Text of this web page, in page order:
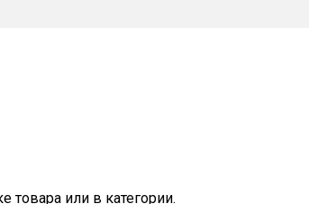
товара или в категории.